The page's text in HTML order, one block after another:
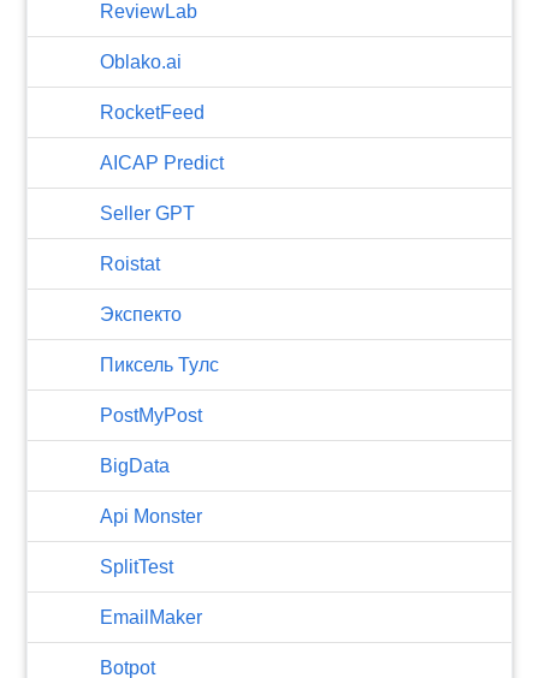
ReviewLab
Oblako.ai
RocketFeed
AICAP Predict
Seller GPT
Roistat
Экспекто
Пиксель Тулс
PostMyPost
BigData
Api Monster
SplitTest
EmailMaker
Botpot